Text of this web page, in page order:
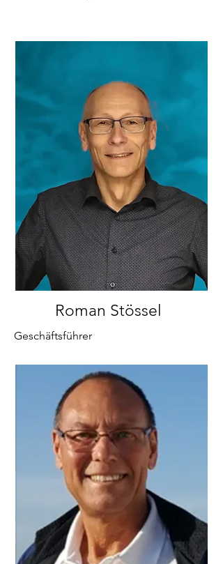
Roman Stössel
Geschäftsführer